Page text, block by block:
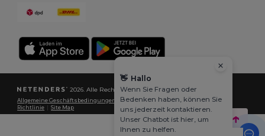
2026. Alle Rechte vorbehalten
Allgemeine Geschäftsbedingungen |Datenschutzbestimmungen| Cookie-
Richtlinie |Site Map
👋 Hallo
Wenn Sie Fragen oder
Bedenken haben, können Sie
uns jederzeit kontaktieren.
Unser Chatbot ist hier, um
Ihnen zu helfen.